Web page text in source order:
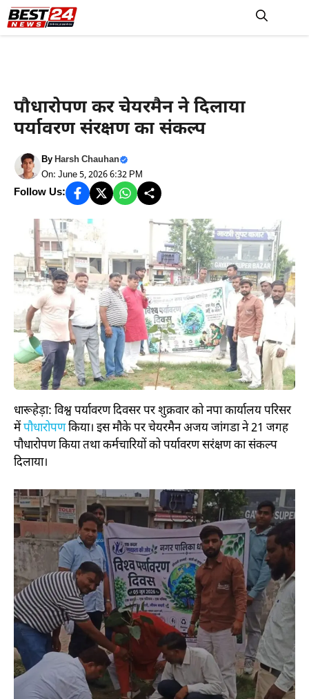
Skip
to
पौधारोपण कर चेयरमैन ने दिलाया
पर्यावरण संरक्षण का संकल्प
ByHarsh Chauhan
On: June 5, 2026 6:32 PM
Follow Us:
धारूहेड़ा: विश्व पर्यावरण दिवसर पर शुक्रवार को नपा कार्यालय परिसर
मेंपौधारोपणकिया। इस मौके पर चेयरमैन अजय जांगडा ने 21 जगह
पौधारोपण किया तथा कर्मचारियों को पर्यावरण सरंक्षण का संकल्प
दिलाया।